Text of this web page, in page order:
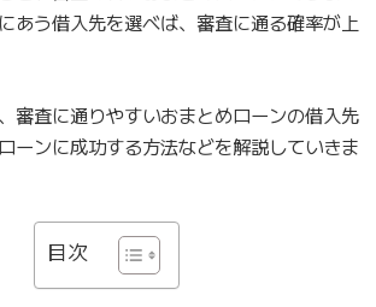
あう借入先を選べば、審査に通る確率が上
審査に通りやすいおまとめローンの借入先
ーンに成功する方法などを解説していきま
目次